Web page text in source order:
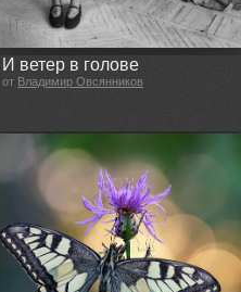
И ветер в голове
от Владимир Овсянников